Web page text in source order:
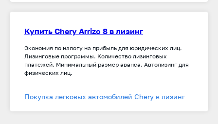
Купить Chery Arrizo 8 в лизинг
Экономия по налогу на прибыль для юридических лиц.
Лизинговые программы. Количество лизинговых
платежей. Минимальный размер аванса. Автолизинг для
физических лиц.
Покупка легковых автомобилей Chery в лизинг